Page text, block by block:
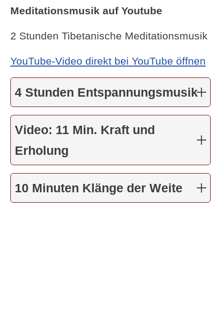
Meditationsmusik auf Youtube
2 Stunden Tibetanische Meditationsmusik
YouTube-Video direkt bei YouTube öffnen
4 Stunden Entspannungsmusik
Video: 11 Min. Kraft und
Erholung
10 Minuten Klänge der Weite